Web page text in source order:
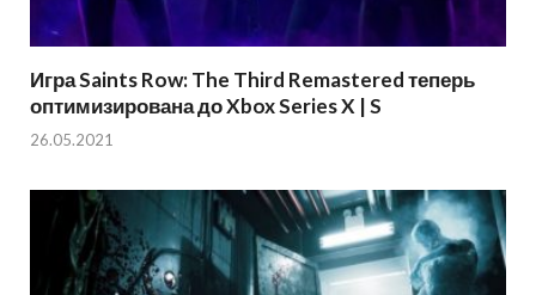
Игра Saints Row: The Third Remastered теперь
оптимизирована до Xbox Series X | S
26.05.2021